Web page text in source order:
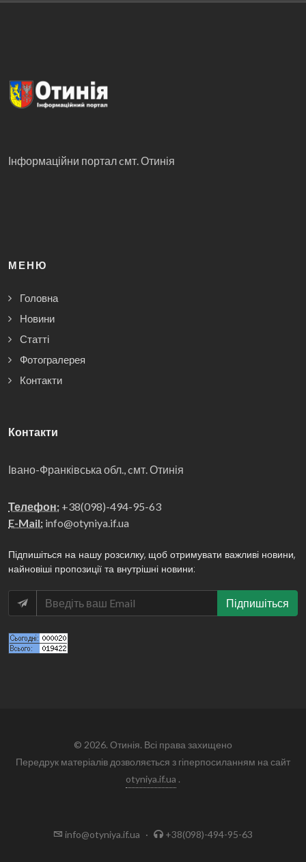
Інформаційни портал cмт. Отинія
МЕНЮ
Головна
Новини
Статті
Фотогралерея
Контакти
Контакти
Івано-Франківська обл., cмт. Отинія
Телефон: +38(098)-494-95-63
E-Mail: info@otyniya.if.ua
Підпишіться на нашу розсилку, щоб отримувати важливі новини,
найновіші пропозиції та внутрішні новини:
Підпишіться
© 2026. Отинія. Всі права захищено
Передрук матеріалів дозволяється з гіперпосиланням на сайт
otyniya.if.ua .
info@otyniya.if.ua · +38(098)-494-95-63